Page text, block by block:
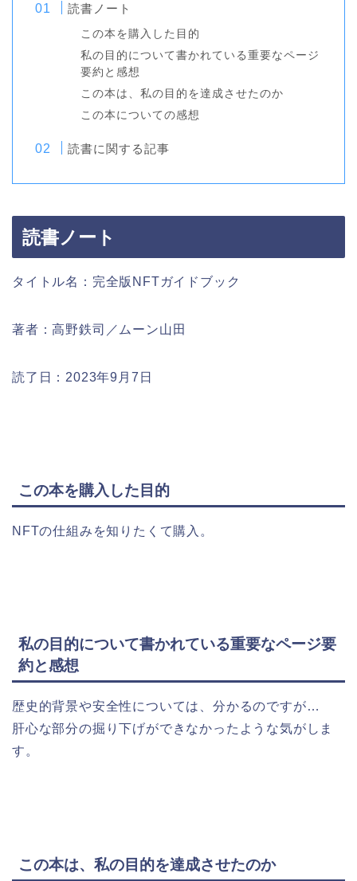
読書ノート
この本を購入した目的
私の目的について書かれている重要なページ
要約と感想
この本は、私の目的を達成させたのか
この本についての感想
読書に関する記事
読書ノート
タイトル名：完全版NFTガイドブック
著者：高野鉄司／ムーン山田
読了日：2023年9月7日
この本を購入した目的
NFTの仕組みを知りたくて購入。
私の目的について書かれている重要なページ要
約と感想
歴史的背景や安全性については、分かるのですが…
肝心な部分の掘り下げができなかったような気がしま
す。
この本は、私の目的を達成させたのか